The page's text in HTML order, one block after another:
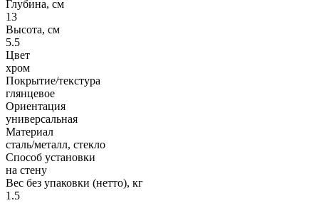
Глубина, см
13
Высота, см
5.5
Цвет
хром
Покрытие/текстура
глянцевое
Ориентация
универсальная
Материал
сталь/металл, стекло
Способ установки
на стену
Вес без упаковки (нетто), кг
1.5